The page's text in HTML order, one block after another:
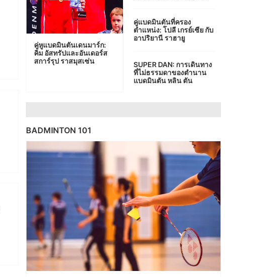
คู่หูแบดมินตันเดนมาร์ก:
คิม อัสทรัปและอันเดอร์ส
สการ์รุป ราสมุสเซ่น
คู่แบดมินตันที่ครอง
ตำแหน่ง: โปลี เกรย์เซีย กับ
อาปริยานี ราฮายู
SUPER DAN: การเดินทาง
ที่ไม่ธรรมดาของตำนาน
แบดมินตัน หลิน ตัน
BADMINTON 101